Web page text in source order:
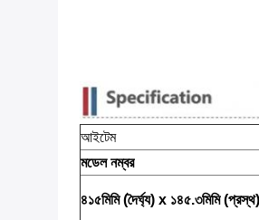
আইটেম
মডেল নম্বর
৪১৫মিমি (দৈর্ঘ্য) x ১৪৫.৩মিমি